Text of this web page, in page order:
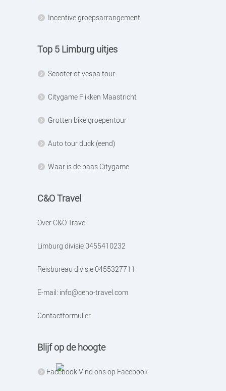
Incentive groepsarrangement
Top 5 Limburg uitjes
Scooter of vespa tour
Citygame Flikken Maastricht
Grotten bike groepentour
Auto tour duck (eend)
Waar is de baas Citygame
C&O Travel
Over C&O Travel
Limburg divisie 0455410232
Reisbureau divisie 0455327711
E-mail: info@ceno-travel.com
Contactformulier
Blijf op de hoogte
Vind ons op Facebook